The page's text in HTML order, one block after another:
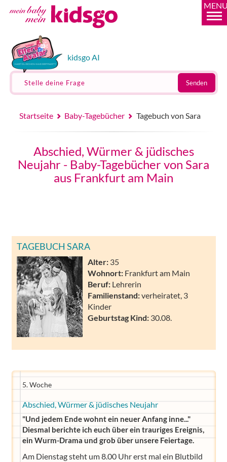
kidsgo AI
Stelle deine Frage Senden
Startseite Baby-Tagebücher Tagebuch von Sara
Abschied, Würmer & jüdisches
Neujahr - Baby-Tagebücher von Sara
aus Frankfurt am Main
TAGEBUCH SARA
Alter: 35
Wohnort: Frankfurt am Main
Beruf: Lehrerin
Familienstand:verheiratet, 3
Kinder
Geburtstag Kind: 30.08.
5. Woche
Abschied, Würmer & jüdisches Neujahr
"Und jedem Ende wohnt ein neuer Anfang inne..."
Diesmal berichte ich euch über ein trauriges Ereignis,
ein Wurm-Drama und grob über unsere Feiertage.
Am Dienstag steht um 8.00 Uhr erst mal ein Blutbild